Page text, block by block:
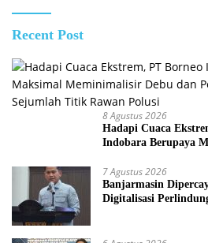
Recent Post
8 Agustus 2026
Hadapi Cuaca
Indobara Berupaya
Titik Rawan Polusi
7 Agustus 2026
Banjarmasin
Digitalisasi